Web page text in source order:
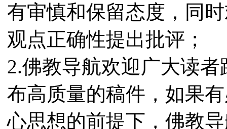
有审慎和保留态度，同
观点正确性提出批评；
2.佛教导航欢迎广大读
布高质量的稿件，如果
心思想的前提下，佛教